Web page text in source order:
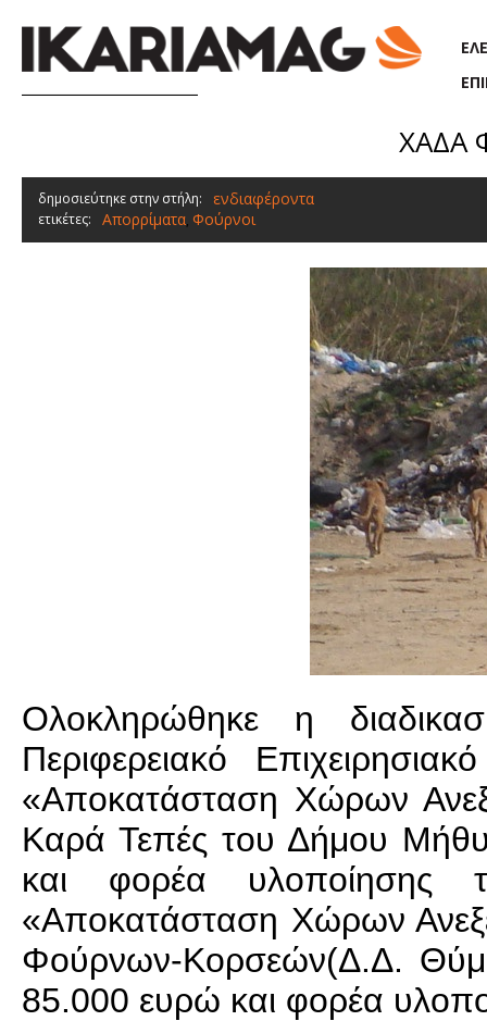
ΧΑΔΑ
δημοσιεύτηκε στην στήλη: ενδιαφέροντα
ετικέτες: Απορρίματα, Φούρνοι
Ολοκληρώθηκε η
Περιφερειακό
«Αποκατάσταση Χώρων
Καρά Τεπές του Δήμου
και φορέα υλοποίησης
«Αποκατάσταση Χώρων
Φούρνων-Κορσεών(Δ.Δ.
85.000 ευρώ και φορέα